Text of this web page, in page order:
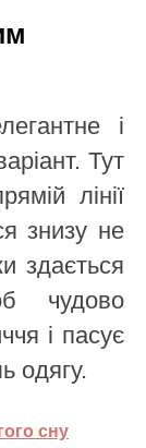
і
Тут
лінії
знизу не
здається
чудово
і пасує
одягу.
сну